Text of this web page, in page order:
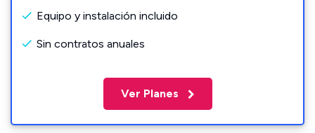
Equipo y instalación incluido
Sin contratos anuales
Ver Planes